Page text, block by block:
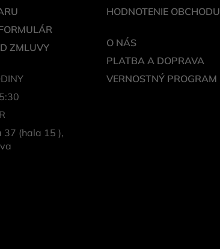
ZMLUVY
37 (hala 15 ),
HODNOTENIE OBCHODU
O NÁS
PLATBA A DOPRAVA
VERNOSTNÝ PROGRAM